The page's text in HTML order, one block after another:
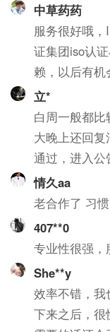
中草药药
服务很好哦
证集团iso认
赖，以后有机
立*
白周一般都比
大晚上还回
通过，进入
情久aa
老合作了 习
407**0
专业性很强
She**y
效率不错，我
下来之后，